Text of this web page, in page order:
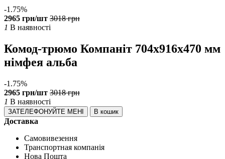
-1.75%
2965 грн/шт 3018 грн
1 В наявності
Комод-трюмо Компаніт 704х916х470 мм
німфея альба
-1.75%
2965 грн/шт 3018 грн
1 В наявності
ЗАТЕЛЕФОНУЙТЕ МЕНІ В кошик
Доставка
Самовивезення
Транспортная компанія
Нова Пошта